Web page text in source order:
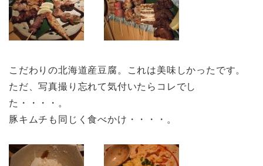
こだわりの北海道産豆腐。これは美味しかったです。
ただ、写真撮り忘れて気付いたらコレでし
た・・・・。
豚キムチも同じく食べかけ・・・・。